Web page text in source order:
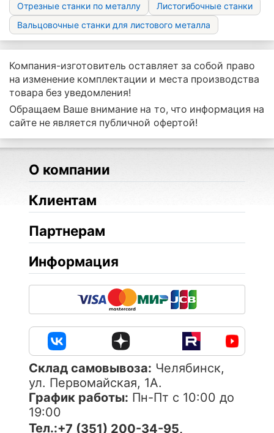
Отрезные станки по металлу
Листогибочные станки
Вальцовочные станки для листового металла
Компания-изготовитель оставляет за собой право
на изменение комплектации и места производства
товара без уведомления!
Обращаем Ваше внимание на то, что информация на
сайте не является публичной офертой!
О компании
Клиентам
Партнерам
Информация
Cклад самовывоза: Челябинск,
ул. Первомайская, 1А.
График работы: Пн-Пт с 10:00 до
19:00
Тел.:+7 (351) 200-34-95,